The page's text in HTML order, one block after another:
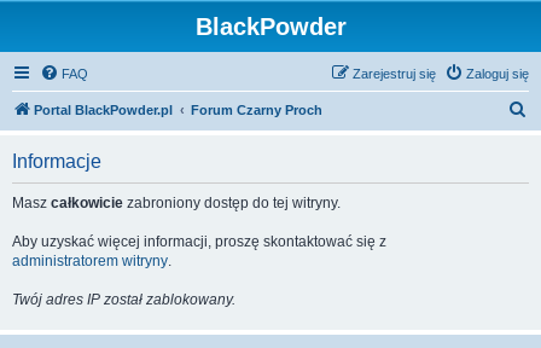
BlackPowder
FAQ Zaloguj się
Zarejestruj się
Portal BlackPowder.pl Forum Czarny Proch
Informacje
Masz całkowicie zabroniony dostęp do tej witryny.
Aby uzyskać więcej informacji, proszę skontaktować się z
administratorem witryny.
Twój adres IP został zablokowany.